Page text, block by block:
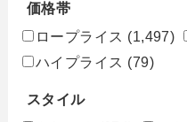
価格帯
ロープライス (1,497)
ハイプライス (79)
スタイル